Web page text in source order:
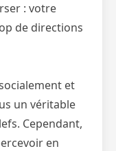
: votre
de directions
et
un véritable
Cependant,
en